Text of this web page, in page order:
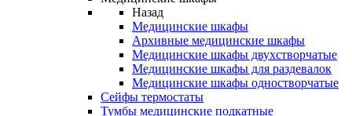
Назад
Медицинские шкафы
Архивные медицинские шкафы
Медицинские шкафы двухстворчатые
Медицинские шкафы для раздевалок
Медицинские шкафы одностворчатые
Сейфы термостаты
Тумбы медицинские подкатные